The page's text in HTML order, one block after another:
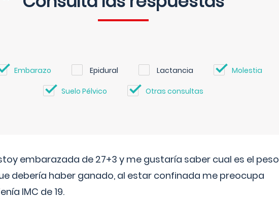
Embarazo Epidural Lactancia Molestia
Suelo Pélvico Otras consultas
embarazada de 27+3 y me gustaría saber cual es el peso
debería haber ganado, al estar confinada me preocupa
IMC de 19.